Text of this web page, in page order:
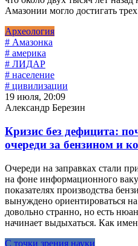
Амазонии могло достигать
Археология
# Амазонка
# америка
# ЛИДАР
# население
# цивилизации
19 июля, 20:09
Александр Березин
Кризис без дефицита:
очереди за бензином и
Очереди на заправках стали
на фоне информационного
показателях производства
вынуждено ориентироваться
довольно странно, но есть
начинает выдыхаться. Как
С точки зрения науки